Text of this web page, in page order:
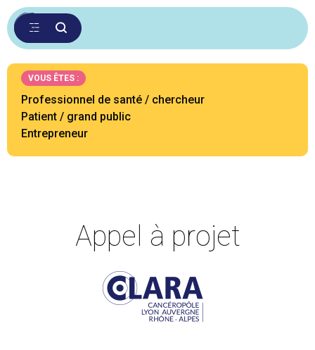
VOUS ÊTES :
Professionnel de santé / chercheur
Patient / grand public
Entrepreneur
Appel à projet